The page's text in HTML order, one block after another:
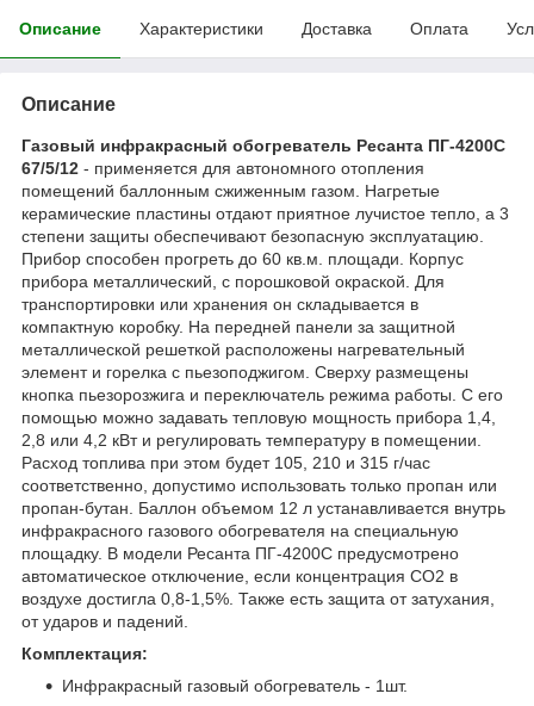
Описание Характеристики Доставка Оплата
Описание
Газовый инфракрасный обогреватель Ресанта ПГ-4200С
67/5/12 - применяется для автономного отопления
помещений баллонным сжиженным газом. Нагретые
керамические пластины отдают приятное лучистое тепло, а 3
степени защиты обеспечивают безопасную эксплуатацию.
Прибор способен прогреть до 60 кв.м. площади. Корпус
прибора металлический, с порошковой окраской. Для
транспортировки или хранения он складывается в
компактную коробку. На передней панели за защитной
металлической решеткой расположены нагревательный
элемент и горелка с пьезоподжигом. Сверху размещены
кнопка пьезорозжига и переключатель режима работы. С его
помощью можно задавать тепловую мощность прибора 1,4,
2,8 или 4,2 кВт и регулировать температуру в помещении.
Расход топлива при этом будет 105, 210 и 315 г/час
соответственно, допустимо использовать только пропан или
пропан-бутан. Баллон объемом 12 л устанавливается внутрь
инфракрасного газового обогревателя на специальную
площадку. В модели Ресанта ПГ-4200С предусмотрено
автоматическое отключение, если концентрация СО2 в
воздухе достигла 0,8-1,5%. Также есть защита от затухания,
от ударов и падений.
Комплектация:
Инфракрасный газовый обогреватель - 1шт.